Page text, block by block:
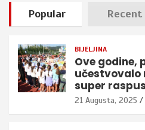
Popular Recent
BIJELJINA
Ove godine,
učestvovalo
super
21 Augusta, 2025